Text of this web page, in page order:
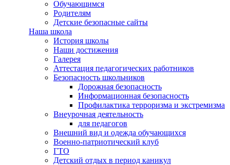
Обучающимся
Родителям
Детские безопасные сайты
Наша школа
История школы
Наши достижения
Галерея
Аттестация педагогических работников
Безопасность школьников
Дорожная безопасность
Информационная безопасность
Профилактика терроризма и экстремизма
Внеурочная деятельность
для педагогов
Внешний вид и одежда обучающихся
Военно-патриотический клуб
ГТО
Детский отдых в период каникул